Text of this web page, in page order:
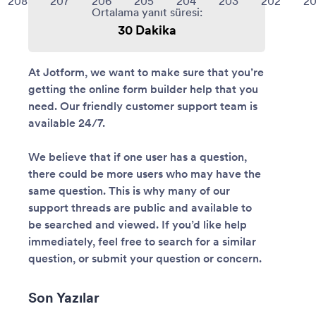
Ortalama yanıt süresi:
30 Dakika
At Jotform, we want to make sure that you’re
getting the online form builder help that you
need. Our friendly customer support team is
available 24/7.
We believe that if one user has a question,
there could be more users who may have the
same question. This is why many of our
support threads are public and available to
be searched and viewed. If you’d like help
immediately, feel free to search for a similar
question, or submit your question or concern.
Son Yazılar